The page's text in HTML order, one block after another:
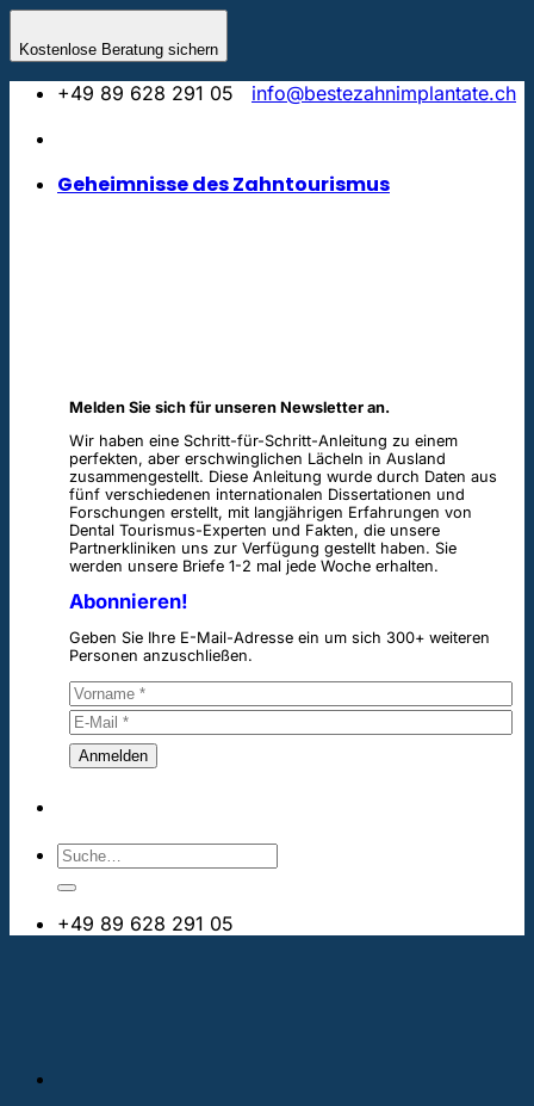
Kostenlose Beratung sichern
content
+49 89 628 291 05
info@bestezahnimplantate.ch
Geheimnisse des Zahntourismus
Melden Sie sich für unseren Newsletter an.
Wir haben eine Schritt-für-Schritt-Anleitung zu einem
perfekten, aber erschwinglichen Lächeln in Ausland
zusammengestellt. Diese Anleitung wurde durch Daten aus
fünf verschiedenen internationalen Dissertationen und
Forschungen erstellt, mit langjährigen Erfahrungen von
Dental Tourismus-Experten und Fakten, die unsere
Partnerkliniken uns zur Verfügung gestellt haben. Sie
werden unsere Briefe 1-2 mal jede Woche erhalten.
Abonnieren!
Geben Sie Ihre E-Mail-Adresse ein um sich 300+ weiteren
Personen anzuschließen.
+49 89 628 291 05